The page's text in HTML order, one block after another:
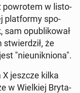
po­wro­tem w li­sto­
plat­for­my spo­
sam opu­bli­ko­wał
że
"nie­unik­nio­na".
X jeszcze kilka
w Wiel­kiej Bry­ta­